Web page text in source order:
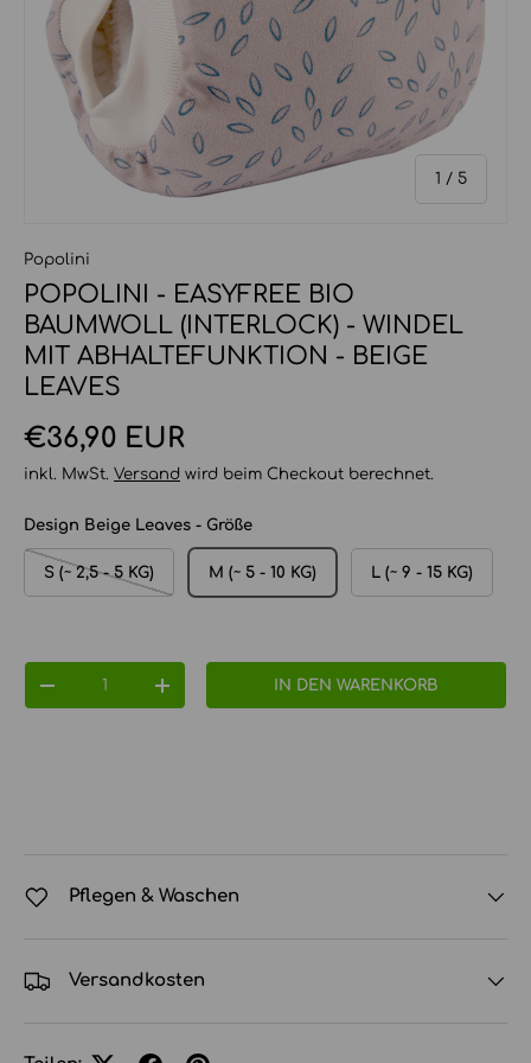
1 / von
5
Popolini
POPOLINI - EASYFREE BIO
BAUMWOLL (INTERLOCK) - WINDEL
MIT ABHALTEFUNKTION - BEIGE
LEAVES
Normaler Preis
€36,90 EUR
inkl. MwSt. Versand wird beim Checkout berechnet.
Design Beige Leaves - Größe
S (~ 2,5 - 5 KG) M (~ 5 - 10 KG) L (~ 9 - 15 KG)
MENGE VERRINGERNMENGE ERHÖHENIN DEN WARENKORB
Pflegen & Waschen
Versandkosten